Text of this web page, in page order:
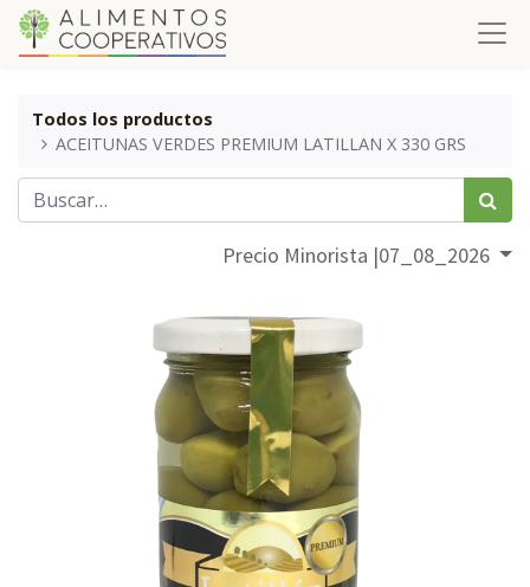
Todos los productos
ACEITUNAS VERDES PREMIUM LATILLAN X 330 GRS
Precio Minorista |07_08_2026